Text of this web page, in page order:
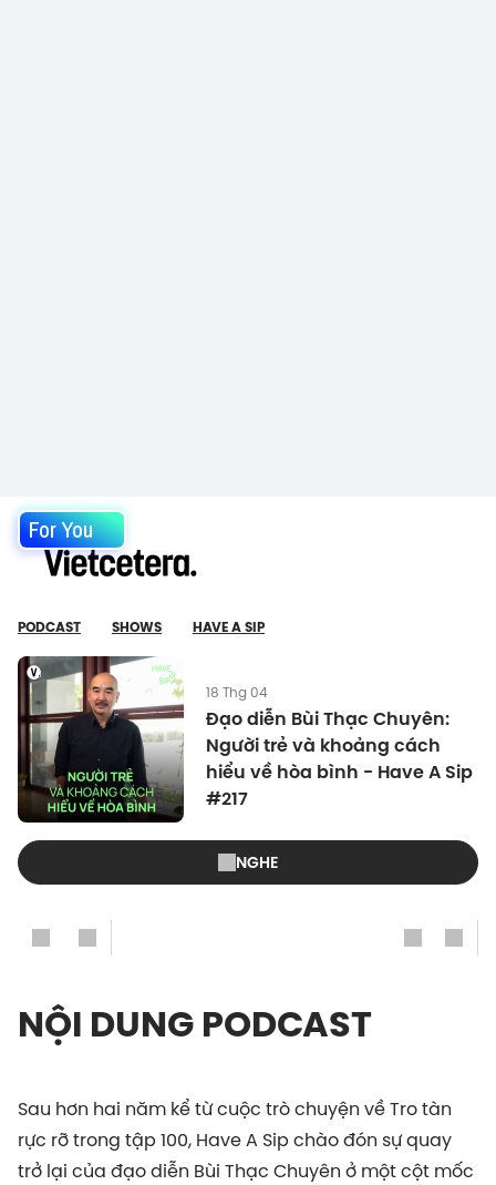
For You
PODCAST SHOWS HAVE A SIP
18 Thg 04
Đạo diễn Bùi Thạc Chuyên:
Người trẻ và khoảng cách
hiểu về hòa bình - Have A Sip
#217
NGHE
NỘI DUNG PODCAST
Sau hơn hai năm kể từ cuộc trò chuyện về Tro tàn
rực rỡ trong tập 100, Have A Sip chào đón sự quay
trở lại của đạo diễn Bùi Thạc Chuyên ở một cột mốc